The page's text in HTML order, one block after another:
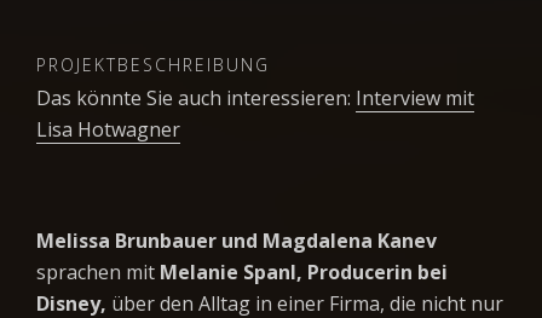
PROJEKTBESCHREIBUNG
Das könnte Sie auch interessieren: Interview mit
Lisa Hotwagner
Melissa Brunbauer und Magdalena Kanev
sprachen mit Melanie Spanl, Producerin bei
Disney, über den Alltag in einer Firma, die nicht nur